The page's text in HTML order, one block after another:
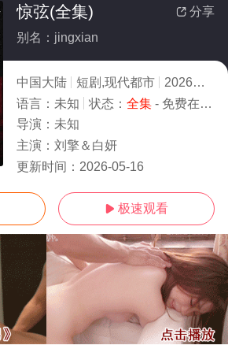
 分享
惊弦(全集)
别名：jingxian
中国大陆 短剧,现代都市 2026
4.0
语言： 未知 状态： 全集- 免费在线观看
导演： 未知
主演： 刘擎＆白妍
更新时间： 2026-05-16
 极速观看